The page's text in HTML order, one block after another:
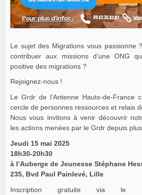
Le sujet des Migrations vous passionne
contribuer aux missions d’une ONG
positive des migrations ?
Rejoignez-nous !
Le Grdr de l’Antenne Hauts-de-France
cercle de personnes ressources et relais
Nous vous invitons à venir découvrir
les actions menées par le Grdr depuis
Jeudi 15 mai 2025
18h30-20h30
à l’Auberge de Jeunesse Stéphane
235, Bvd Paul Painlevé, Lille
Inscription gratuite via le